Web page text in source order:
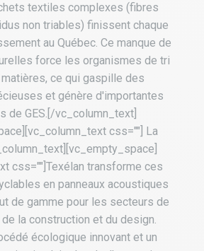
textiles complexes (fibres
non triables) finissent chaque
au Québec. Ce manque de
force les organismes de tri
ce qui gaspille des
et génère d'importantes
de GES.[/vc_column_text]
css=""] La
css=""]Texélan transforme ces
en panneaux acoustiques
de gamme pour les secteurs de
la construction et du design.
écologique innovant et un